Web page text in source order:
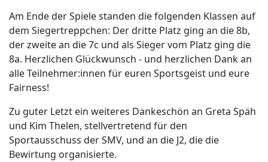
Am Ende der Spiele standen die folgenden Klassen auf
dem Siegertreppchen: Der dritte Platz ging an die 8b,
der zweite an die 7c und als Sieger vom Platz ging die
8a. Herzlichen Glückwunsch - und herzlichen Dank an
alle Teilnehmer:innen für euren Sportsgeist und eure
Fairness!
Zu guter Letzt ein weiteres Dankeschön an Greta Späh
und Kim Thelen, stellvertretend für den
Sportausschuss der SMV, und an die J2, die die
Bewirtung organisierte.